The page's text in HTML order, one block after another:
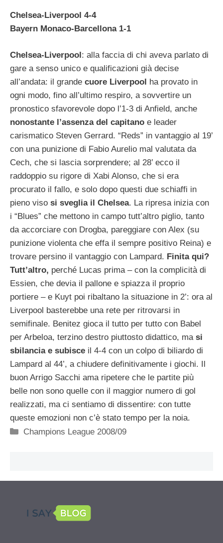
Chelsea-Liverpool 4-4
Bayern Monaco-Barcellona 1-1
Chelsea-Liverpool: alla faccia di chi aveva parlato di
gare a senso unico e qualificazioni già decise
all’andata: il grande cuore Liverpool ha provato in
ogni modo, fino all’ultimo respiro, a sovvertire un
pronostico sfavorevole dopo l’1-3 di Anfield, anche
nonostante l’assenza del capitano e leader
carismatico Steven Gerrard. “Reds” in vantaggio al 19’
con una punizione di Fabio Aurelio mal valutata da
Cech, che si lascia sorprendere; al 28’ ecco il
raddoppio su rigore di Xabi Alonso, che si era
procurato il fallo, e solo dopo questi due schiaffi in
pieno viso si sveglia il Chelsea. La ripresa inizia con
i “Blues” che mettono in campo tutt’altro piglio, tanto
da accorciare con Drogba, pareggiare con Alex (su
punizione violenta che effa il sempre positivo Reina) e
trovare persino il vantaggio con Lampard. Finita qui?
Tutt’altro, perché Lucas prima – con la complicità di
Essien, che devia il pallone e spiazza il proprio
portiere – e Kuyt poi ribaltano la situazione in 2’: ora al
Liverpool basterebbe una rete per ritrovarsi in
semifinale. Benitez gioca il tutto per tutto con Babel
per Arbeloa, terzino destro piuttosto didattico, ma si
sbilancia e subisce il 4-4 con un colpo di biliardo di
Lampard al 44’, a chiudere definitivamente i giochi. Il
buon Arrigo Sacchi ama ripetere che le partite più
belle non sono quelle con il maggior numero di gol
realizzati, ma ci sentiamo di dissentire: con tutte
queste emozioni non c’è stato tempo per la noia.
Categorie
Champions League 2008/09